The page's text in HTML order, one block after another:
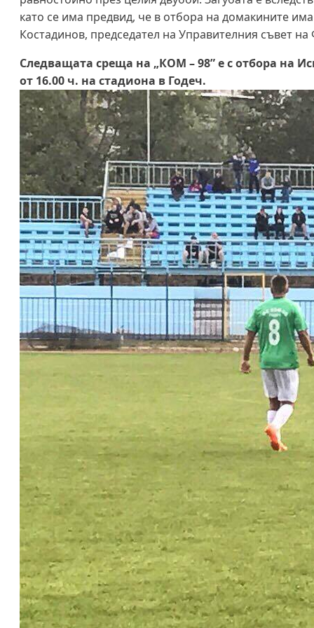
като се има предвид, че в отбора на домакините
Костадинов, председател на Управителния съвет
Следващата среща на „КОМ – 98” е с отбора на
от 16.00 ч. на стадиона в Годеч.